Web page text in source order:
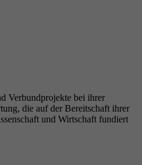
Verbundprojekte bei ihrer
die auf der Bereitschaft ihrer
und Wirtschaft fundiert